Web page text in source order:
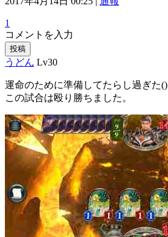
1
コメントを入力
投稿
うどん Lv30
運命のために準備してたらし過ぎた()
この試合は殴り勝ちました。